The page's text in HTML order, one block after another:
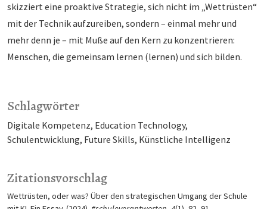
Schlagwörter
Digitale Kompetenz Education Technology
Schulentwicklung Future Skills Künstliche Intelligenz
Zitationsvorschlag
Wettrüsten, oder was? Über den strategischen Umgang der Schule
skizziert eine proaktive Strategie, sich nicht im „Wettrüsten“
mit der Technik aufzureiben, sondern – einmal mehr und
mehr denn je – mit Muße auf den Kern zu konzentrieren:
Menschen, die gemeinsam lernen (lernen) und sich bilden.